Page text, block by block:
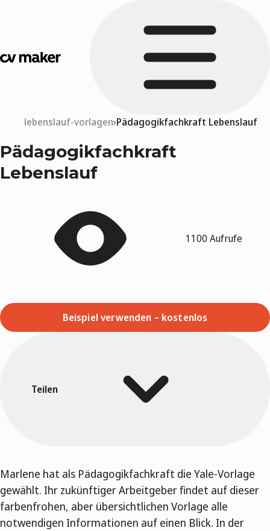
lebenslauf-vorlagen Pädagogikfachkraft Lebenslauf
Pädagogikfachkraft
Lebenslauf
1100 Aufrufe
Beispiel verwenden – kostenlos
Teilen
Marlene hat als Pädagogikfachkraft die Yale-Vorlage
gewählt. Ihr zukünftiger Arbeitgeber findet auf dieser
farbenfrohen, aber übersichtlichen Vorlage alle
notwendigen Informationen auf einen Blick. In der